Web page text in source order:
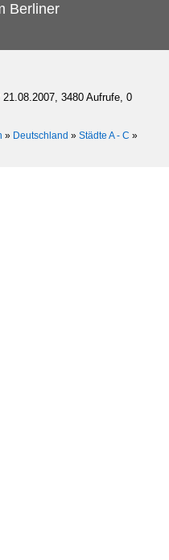
Berliner
21.08.2007, 3480 Aufrufe, 0
» Deutschland » Städte A - C »